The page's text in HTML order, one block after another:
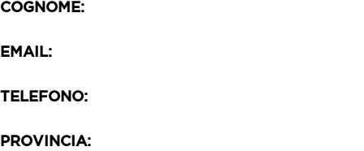
COGNOME:
EMAIL:
TELEFONO:
PROVINCIA: